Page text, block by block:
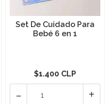
Set De Cuidado Para
Bebé 6 en 1
$1.400 CLP
+
-